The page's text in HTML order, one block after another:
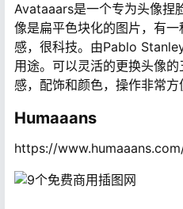
Avataaars是一个专为头像捏
像是扁平色块化的图片，有
感，很科技。由Pablo
用途。可以灵活的更换头像
感，配饰和颜色，操作非常方
Humaaans
https://